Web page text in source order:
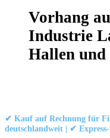
Vorhang
Industrie
Hallen und
✔ Kauf auf Rechnung für
deutschlandweit | ✔